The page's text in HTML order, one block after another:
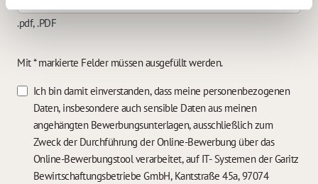
.pdf, .PDF
Mit * markierte Felder müssen ausgefüllt werden.
Ich bin damit einverstanden, dass meine personenbezogenen
Daten, insbesondere auch sensible Daten aus meinen
angehängten Bewerbungsunterlagen, ausschließlich zum
Zweck der Durchführung der Online-Bewerbung über das
Online-Bewerbungstool verarbeitet, auf IT- Systemen der Garitz
Bewirtschaftungsbetriebe GmbH, Kantstraße 45a, 97074